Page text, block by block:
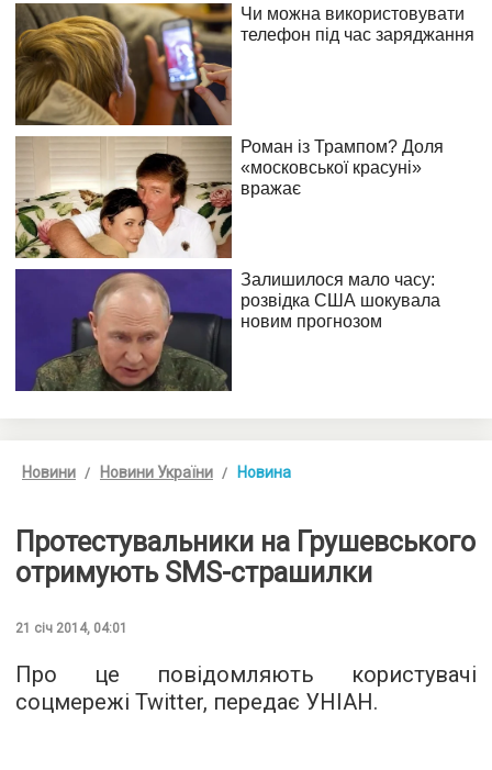
Новини Новини України Новина
Протестувальники на Грушевського
отримують SMS-страшилки
21 січ 2014, 04:01
Про це повідомляють користувачі
соцмережі Twitter, передає УНІАН.